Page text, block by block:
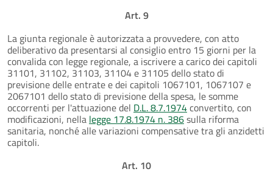
Art. 9
La giunta regionale è autorizzata a provvedere, con atto
deliberativo da presentarsi al consiglio entro 15 giorni per la
convalida con legge regionale, a iscrivere a carico dei capitoli
31101, 31102, 31103, 31104 e 31105 dello stato di
previsione delle entrate e dei capitoli 1067101, 1067107 e
2067101 dello stato di previsione della spesa, le somme
occorrenti per l'attuazione del D.L. 8.7.1974convertito, con
modificazioni, nella legge 17.8.1974 n. 386sulla riforma
sanitaria, nonché alle variazioni compensative tra gli anzidetti
capitoli.
Art. 10